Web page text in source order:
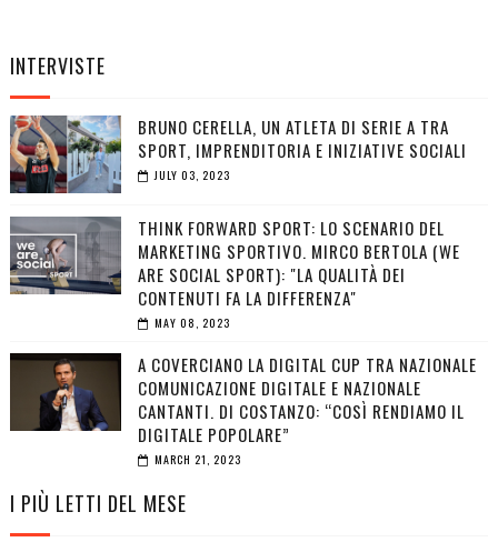
INTERVISTE
BRUNO CERELLA, UN ATLETA DI SERIE A TRA
SPORT, IMPRENDITORIA E INIZIATIVE SOCIALI
JULY 03, 2023
THINK FORWARD SPORT: LO SCENARIO DEL
MARKETING SPORTIVO. MIRCO BERTOLA (WE
ARE SOCIAL SPORT): "LA QUALITÀ DEI
CONTENUTI FA LA DIFFERENZA"
MAY 08, 2023
A COVERCIANO LA DIGITAL CUP TRA NAZIONALE
COMUNICAZIONE DIGITALE E NAZIONALE
CANTANTI. DI COSTANZO: “COSÌ RENDIAMO IL
DIGITALE POPOLARE”
MARCH 21, 2023
I PIÙ LETTI DEL MESE